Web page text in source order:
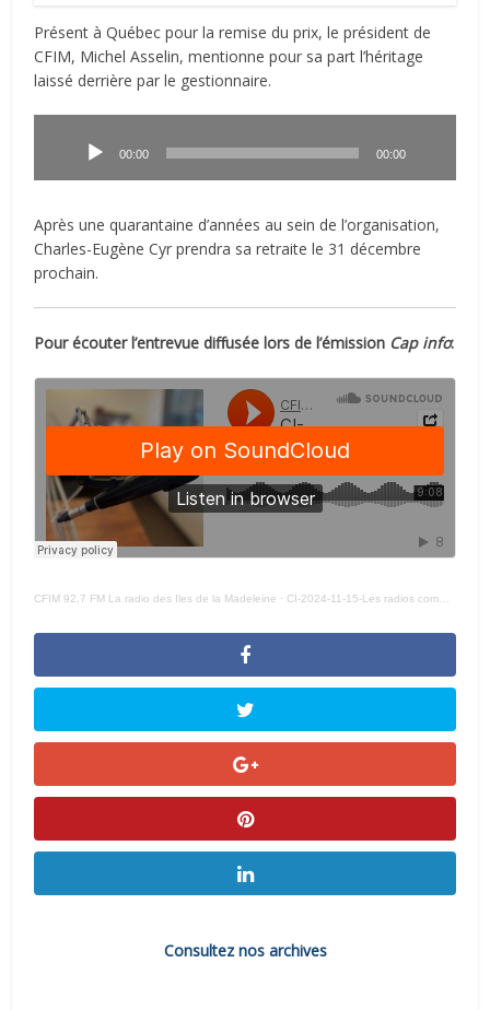
Présent à Québec pour la remise du prix, le président de
CFIM, Michel Asselin, mentionne pour sa part l’héritage
laissé derrière par le gestionnaire.
00:00 00:00
Après une quarantaine d’années au sein de l’organisation,
Charles-Eugène Cyr prendra sa retraite le 31 décembre
prochain.
Pour écouter l’entrevue diffusée lors de l’émission Cap info:
CFIM 92,7 FM La radio des Iles de la Madeleine · CI-2024-11-15-Les radios communautaires du Québec soulignent la carrière de Charles-Eugène Cyr
Consultez nos archives